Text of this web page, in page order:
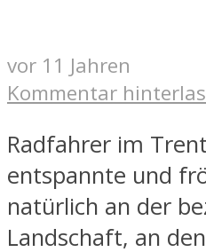
vor 11 Jahren
Kommentar
Radfahrer im
entspannte und
natürlich an der
Landschaft, an